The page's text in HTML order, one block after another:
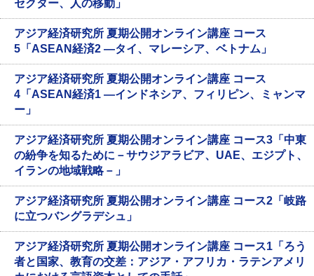
セクター、人の移動」
アジア経済研究所 夏期公開オンライン講座 コース
5「ASEAN経済2 ―タイ、マレーシア、ベトナム」
アジア経済研究所 夏期公開オンライン講座 コース
4「ASEAN経済1 ―インドネシア、フィリピン、ミャンマ
ー」
アジア経済研究所 夏期公開オンライン講座 コース3「中東
の紛争を知るために－サウジアラビア、UAE、エジプト、
イランの地域戦略－」
アジア経済研究所 夏期公開オンライン講座 コース2「岐路
に立つバングラデシュ」
アジア経済研究所 夏期公開オンライン講座 コース1「ろう
者と国家、教育の交差：アジア・アフリカ・ラテンアメリ